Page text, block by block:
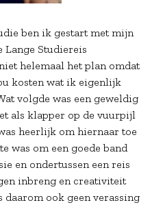
ben ik gestart met mijn
Lange Studiereis
helemaal het plan omdat
kosten wat ik eigenlijk
volgde was een geweldig
als klapper op de vuurpijl
heerlijk om hiernaar toe
was om een goede band
en ondertussen een reis
inbreng en creativiteit
daarom ook geen verassing